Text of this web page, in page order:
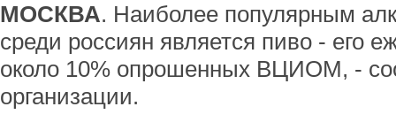
МОСКВА. Наиболее популярным
среди россиян является пиво - его
около 10% опрошенных ВЦИОМ, -
организации.